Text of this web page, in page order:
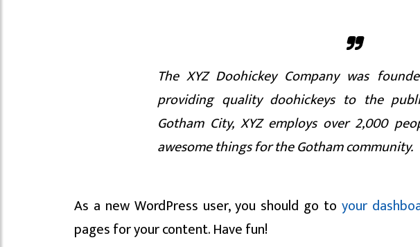
The XYZ Doohickey Company was
providing quality doohickeys to the
Gotham City, XYZ employs over 2,000
awesome things for the Gotham community.
As a new WordPress user, you should go to your
pages for your content. Have fun!